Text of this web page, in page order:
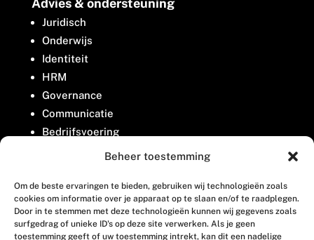
Beheer toestemming
Om de beste ervaringen te bieden, gebruiken wij technologieën zoals
cookies om informatie over je apparaat op te slaan en/of te raadplegen.
Door in te stemmen met deze technologieën kunnen wij gegevens zoals
surfgedrag of unieke ID's op deze site verwerken. Als je geen
toestemming geeft of uw toestemming intrekt, kan dit een nadelige
Advies & ondersteuning
Juridisch
Onderwijs
Identiteit
HRM
Governance
Communicatie
Bedrijfsvoering
Belangenbehartiging
Contact
Houttuinlaan 8